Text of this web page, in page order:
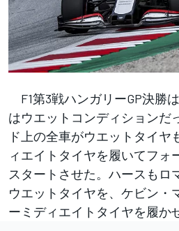
F1第3戦ハンガリーGP決勝
はウエットコンディションだ
ド上の全車がウエットタイヤ
ィエイトタイヤを履いてフォ
スタートさせた。ハースもロ
ウエットタイヤを、ケビン・
ーミディエイトタイヤを履か